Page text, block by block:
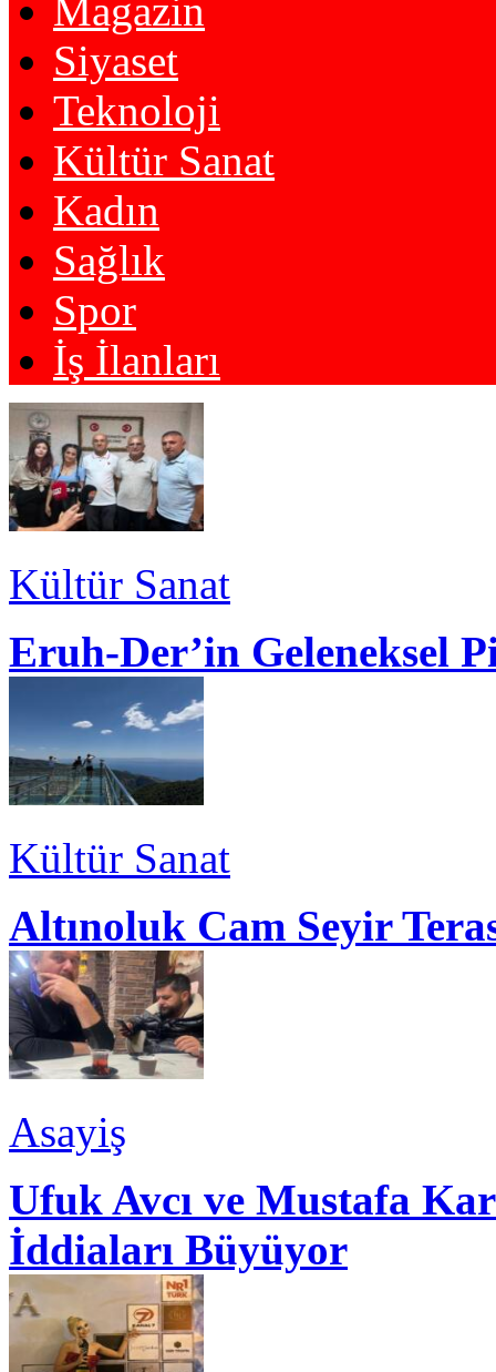
Magazin
Siyaset
Teknoloji
Kültür Sanat
Kadın
Sağlık
Spor
İş İlanları
Kültür Sanat
Eruh-Der’in Geleneksel
Kültür Sanat
Altınoluk Cam Seyir
Asayiş
Ufuk Avcı ve Mustafa
İddiaları Büyüyor